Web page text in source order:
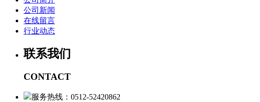
公司新闻
在线留言
行业动态
联系我们
CONTACT
服务热线：0512-52420862